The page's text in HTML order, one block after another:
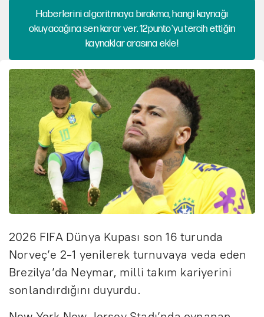
Haberlerini algoritmaya bırakma, hangi kaynağı
okuyacağına sen karar ver. 12punto'yu tercih ettiğin
kaynaklar arasına ekle!
2026 FIFA Dünya Kupası son 16 turunda
Norveç’e 2-1 yenilerek turnuvaya veda eden
Brezilya’da Neymar, milli takım kariyerini
sonlandırdığını duyurdu.